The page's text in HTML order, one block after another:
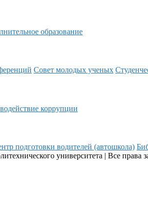
образование
Совет молодых ученых
коррупции
подготовки водителей (автошкола)
университета | Все права